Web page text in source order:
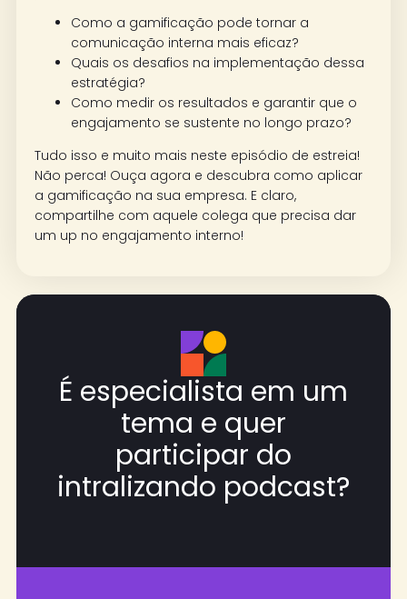
Como a gamificação pode tornar a
comunicação interna mais eficaz?
Quais os desafios na implementação dessa
estratégia?
Como medir os resultados e garantir que o
engajamento se sustente no longo prazo?
Tudo isso e muito mais neste episódio de estreia!
Não perca! Ouça agora e descubra como aplicar
a gamificação na sua empresa. E claro,
compartilhe com aquele colega que precisa dar
um up no engajamento interno!
É especialista em um
tema e quer
participar do
intralizando podcast?